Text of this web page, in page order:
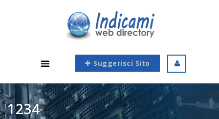
Suggerisci Sito
1234